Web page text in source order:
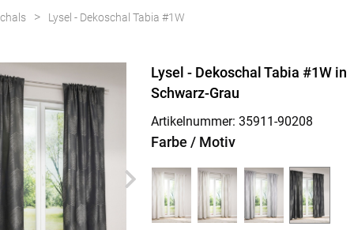
Kontaktformular
Impressum
AGB
Datenschutz
FAQ
Widerruf
Lysel - Dekoschal Tabia #1W
Lysel - Dekoschal Tabia #1W in
Schwarz-Grau
Artikelnummer: 35911-90208
Farbe / Motiv